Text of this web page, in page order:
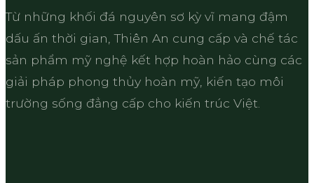
Từ những khối đá nguyên sơ kỳ vĩ mang đậm
dấu ấn thời gian, Thiên An cung cấp và chế tác
sản phẩm mỹ nghệ kết hợp hoàn hảo cùng các
giải pháp phong thủy hoàn mỹ, kiến tạo môi
trường sống đẳng cấp cho kiến trúc Việt.